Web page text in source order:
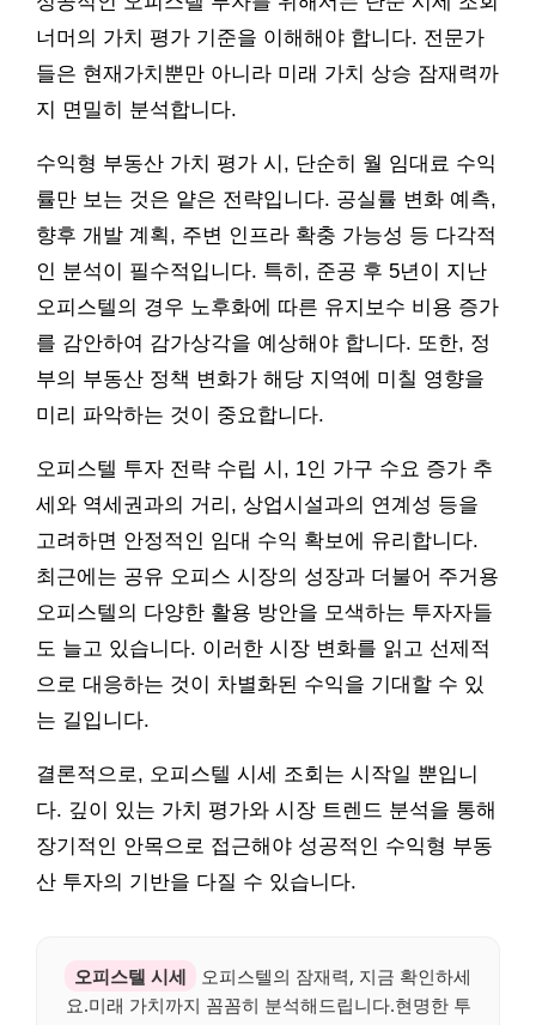
너머의 가치 평가 기준을 이해해야 합니다. 전문가
들은 현재가치뿐만 아니라 미래 가치 상승 잠재력까
지 면밀히 분석합니다.
수익형 부동산 가치 평가 시, 단순히 월 임대료 수익
률만 보는 것은 얕은 전략입니다. 공실률 변화 예측,
향후 개발 계획, 주변 인프라 확충 가능성 등 다각적
인 분석이 필수적입니다. 특히, 준공 후 5년이 지난
오피스텔의 경우 노후화에 따른 유지보수 비용 증가
를 감안하여 감가상각을 예상해야 합니다. 또한, 정
부의 부동산 정책 변화가 해당 지역에 미칠 영향을
미리 파악하는 것이 중요합니다.
오피스텔 투자 전략 수립 시, 1인 가구 수요 증가 추
세와 역세권과의 거리, 상업시설과의 연계성 등을
고려하면 안정적인 임대 수익 확보에 유리합니다.
최근에는 공유 오피스 시장의 성장과 더불어 주거용
오피스텔의 다양한 활용 방안을 모색하는 투자자들
도 늘고 있습니다. 이러한 시장 변화를 읽고 선제적
으로 대응하는 것이 차별화된 수익을 기대할 수 있
는 길입니다.
결론적으로, 오피스텔 시세 조회는 시작일 뿐입니
다. 깊이 있는 가치 평가와 시장 트렌드 분석을 통해
장기적인 안목으로 접근해야 성공적인 수익형 부동
산 투자의 기반을 다질 수 있습니다.
오피스텔 시세
오피스텔의 잠재력, 지금 확인하세
요.미래 가치까지 꼼꼼히 분석해드립니다.현명한 투